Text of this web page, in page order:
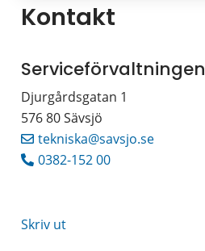
Kontakt
Serviceförvaltningen
Djurgårdsgatan 1
576 80 Sävsjö
tekniska@savsjo.se
0382-152 00
Skriv ut